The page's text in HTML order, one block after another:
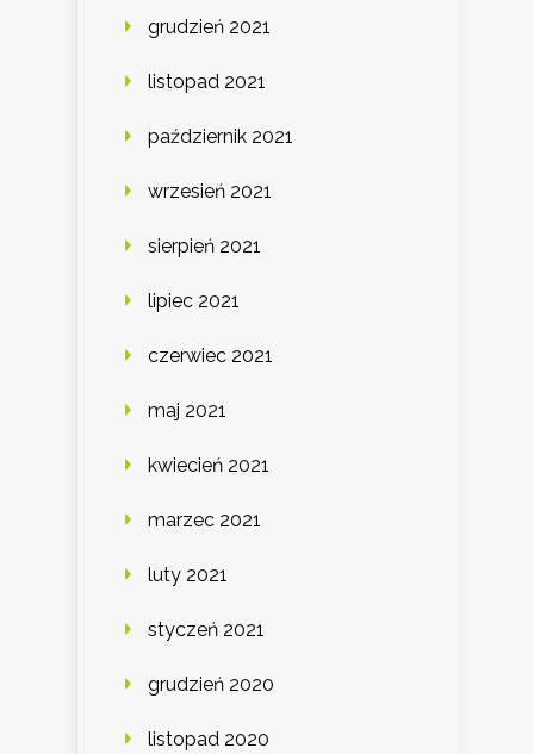
grudzień 2021
listopad 2021
październik 2021
wrzesień 2021
sierpień 2021
lipiec 2021
czerwiec 2021
maj 2021
kwiecień 2021
marzec 2021
luty 2021
styczeń 2021
grudzień 2020
listopad 2020